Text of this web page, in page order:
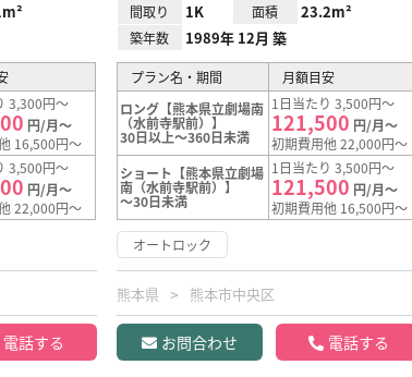
3,300円～
円/月～
16,500円～
3,500円～
円/月～
22,000円～
電話する
間取り 1K 面積 23.2m²
築年数 1989年 12月 築
プラン名・期間
月額目安
ロング【熊本県立劇場南
（水前寺駅前）】
30日以上～360日未満
1日当たり 3,500円～
121,500 円/月～
初期費用他 22,000円～
ショート【熊本県立劇場
南（水前寺駅前）】
～30日未満
1日当たり 3,500円～
121,500 円/月～
初期費用他 16,500円～
オートロック
熊本県 熊本市中央区
お問合わせ 電話する